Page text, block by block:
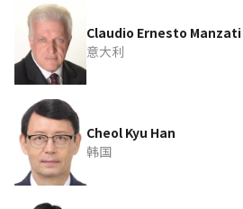
Claudio Ernesto Manzati
意大利
Cheol Kyu Han
韩国